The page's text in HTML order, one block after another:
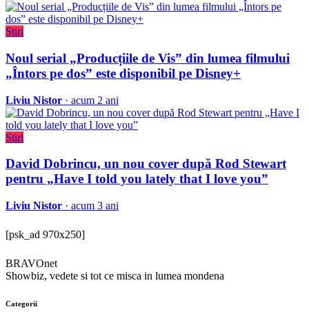
Stiri
Noul serial „Producțiile de Vis” din lumea filmului
„Întors pe dos” este disponibil pe Disney+
Liviu Nistor · acum 2 ani
Stiri
David Dobrincu, un nou cover după Rod Stewart
pentru „Have I told you lately that I love you”
Liviu Nistor · acum 3 ani
[psk_ad 970x250]
BRAVOnet
Showbiz, vedete si tot ce misca in lumea mondena
Categorii